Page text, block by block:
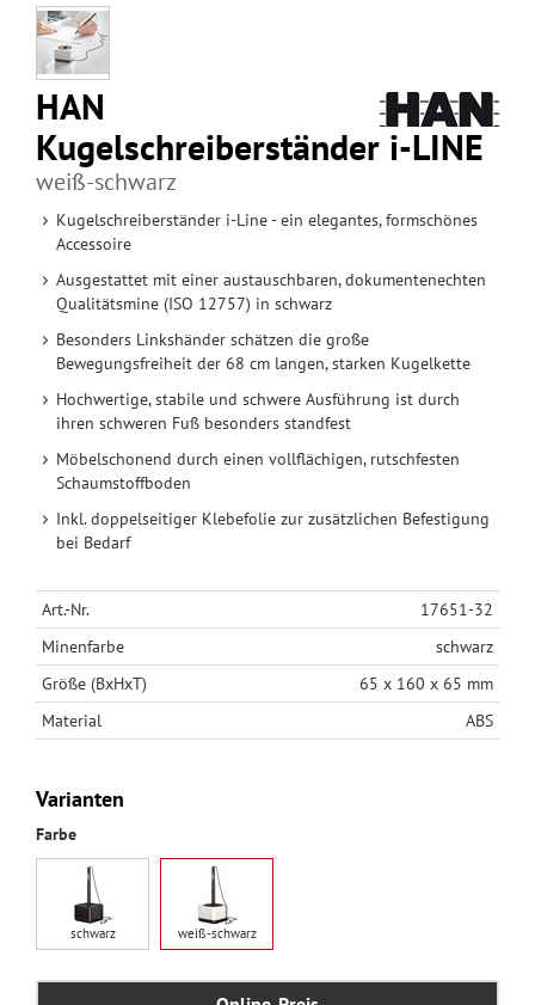
HAN
Kugelschreiberständer i-LINE
weiß-schwarz
Kugelschreiberständer i-Line - ein elegantes, formschönes
Accessoire
Ausgestattet mit einer austauschbaren, dokumentenechten
Qualitätsmine (ISO 12757) in schwarz
Besonders Linkshänder schätzen die große
Bewegungsfreiheit der 68 cm langen, starken Kugelkette
Hochwertige, stabile und schwere Ausführung ist durch
ihren schweren Fuß besonders standfest
Möbelschonend durch einen vollflächigen, rutschfesten
Schaumstoffboden
Inkl. doppelseitiger Klebefolie zur zusätzlichen Befestigung
bei Bedarf
Art.-Nr.
17651-32
Minenfarbe
schwarz
Größe (BxHxT)
65 x 160 x 65 mm
Material
ABS
Varianten
Farbe
schwarz weiß-schwarz